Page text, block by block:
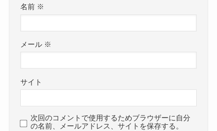
名前 ※
メール ※
サイト
次回のコメントで使用するためブラウザーに自分
の名前、メールアドレス、サイトを保存する。